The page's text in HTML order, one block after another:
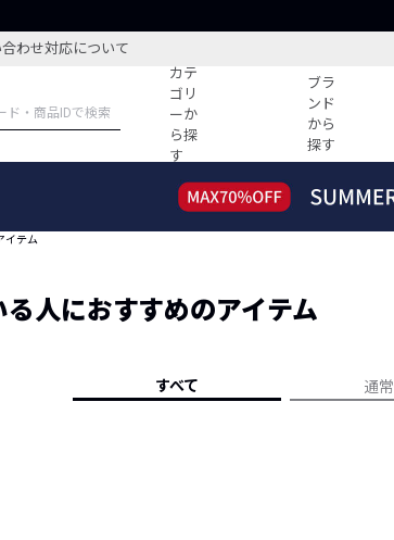
わせ対応について
カテ
ゴリ
ーか
ら探
す
ブラ
ンド
から
探す
特集記事
コーディネート
すべての記事
ーデ紹介
人気記事ランキン
イテム
人におすすめのアイテム
すべて 通